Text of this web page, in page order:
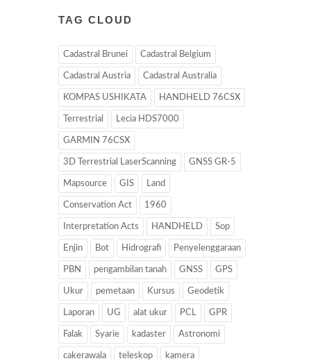
TAG CLOUD
Cadastral Brunei Cadastral Belgium
Cadastral Austria Cadastral Australia
KOMPAS USHIKATA HANDHELD 76CSX
Terrestrial Lecia HDS7000
GARMIN 76CSX
3D Terrestrial LaserScanning GNSS GR-5
Mapsource GIS Land
Conservation Act 1960
Interpretation Acts HANDHELD Sop
Enjin Bot Hidrografi Penyelenggaraan
PBN pengambilan tanah GNSS GPS
Ukur pemetaan Kursus Geodetik
Laporan UG alat ukur PCL GPR
Falak Syarie kadaster Astronomi
cakerawala teleskop kamera